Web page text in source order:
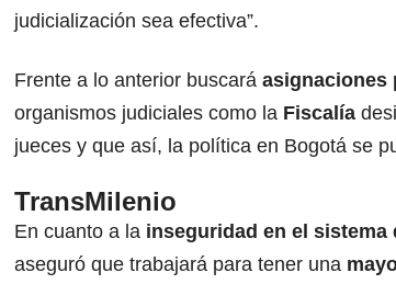
judicialización sea efectiva”.
Frente a lo anterior buscará asignaciones
organismos judiciales como la Fiscalía
jueces y que así, la política en Bogotá se
TransMilenio
En cuanto a la inseguridad en el
aseguró que trabajará para tener una